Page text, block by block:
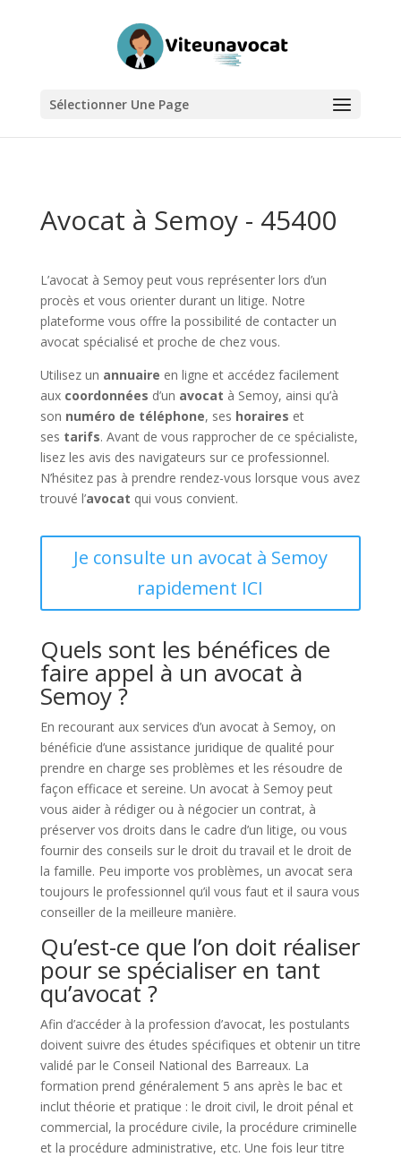
Sélectionner Une Page
Avocat à Semoy - 45400
L’avocat à Semoy peut vous représenter lors d’un
procès et vous orienter durant un litige. Notre
plateforme vous offre la possibilité de contacter un
avocat spécialisé et proche de chez vous.
Utilisez un annuaire en ligne et accédez facilement
aux coordonnées d’un avocat à Semoy, ainsi qu’à
son numéro de téléphone, ses horaires et
ses tarifs. Avant de vous rapprocher de ce spécialiste,
lisez les avis des navigateurs sur ce professionnel.
N’hésitez pas à prendre rendez-vous lorsque vous avez
trouvé l’avocat qui vous convient.
Je consulte un avocat à Semoy
rapidement ICI
Quels sont les bénéfices de
faire appel à un avocat à
Semoy ?
En recourant aux services d’un avocat à Semoy, on
bénéficie d’une assistance juridique de qualité pour
prendre en charge ses problèmes et les résoudre de
façon efficace et sereine. Un avocat à Semoy peut
vous aider à rédiger ou à négocier un contrat, à
préserver vos droits dans le cadre d’un litige, ou vous
fournir des conseils sur le droit du travail et le droit de
la famille. Peu importe vos problèmes, un avocat sera
toujours le professionnel qu’il vous faut et il saura vous
conseiller de la meilleure manière.
Qu’est-ce que l’on doit réaliser
pour se spécialiser en tant
qu’avocat ?
Afin d’accéder à la profession d’avocat, les postulants
doivent suivre des études spécifiques et obtenir un titre
validé par le Conseil National des Barreaux. La
formation prend généralement 5 ans après le bac et
inclut théorie et pratique : le droit civil, le droit pénal et
commercial, la procédure civile, la procédure criminelle
et la procédure administrative, etc. Une fois leur titre